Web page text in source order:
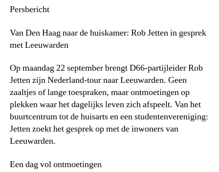
Persbericht
Van Den Haag naar de huiskamer: Rob Jetten in gesprek
met Leeuwarden
Op maandag 22 september brengt D66-partijleider Rob
Jetten zijn Nederland-tour naar Leeuwarden. Geen
zaaltjes of lange toespraken, maar ontmoetingen op
plekken waar het dagelijks leven zich afspeelt. Van het
buurtcentrum tot de huisarts en een studentenvereniging:
Jetten zoekt het gesprek op met de inwoners van
Leeuwarden.
Een dag vol ontmoetingen